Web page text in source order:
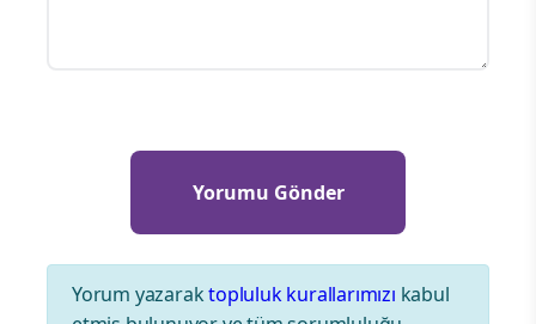
Yorum yazaraktopluluk kurallarımızı kabul